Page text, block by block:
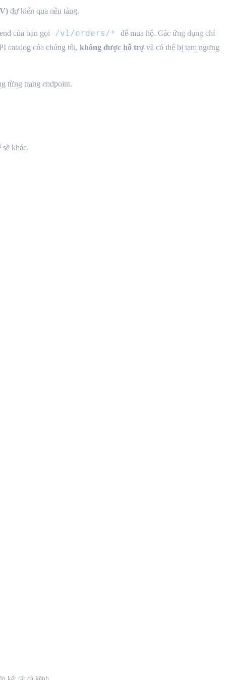
dự kiến qua nền tảng.
của bạn gọi /v1/orders/*
để mua hộ. Các ứng dụng chỉ
catalog của chúng tôi, không được hỗ trợ và có thể bị tạm ngưng
từng trang endpoint.
khác.